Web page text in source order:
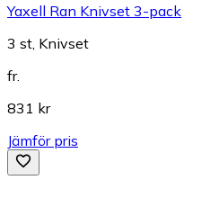
Yaxell Ran Knivset 3-pack
3 st, Knivset
fr.
831 kr
Jämför pris